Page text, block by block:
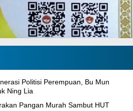
Politisi Perempuan, Bu Mun
Ning Lia
Pangan Murah Sambut HUT